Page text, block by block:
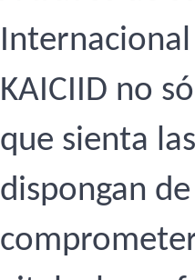
Internacional
KAICIID no
que sienta
dispongan